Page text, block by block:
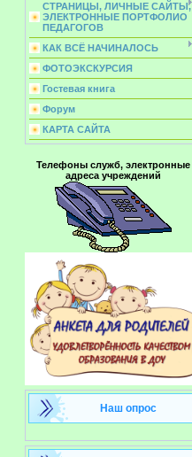
СТРАНИЦЫ, ЛИЧНЫЕ САЙТЫ,
ЭЛЕКТРОННЫЕ ПОРТФОЛИО
ПЕДАГОГОВ
КАК ВСЁ НАЧИНАЛОСЬ
ФОТОЭКСКУРСИЯ
Гостевая книга
Форум
КАРТА САЙТА
Телефоны служб, электронные
адреса учреждений
Наш опрос